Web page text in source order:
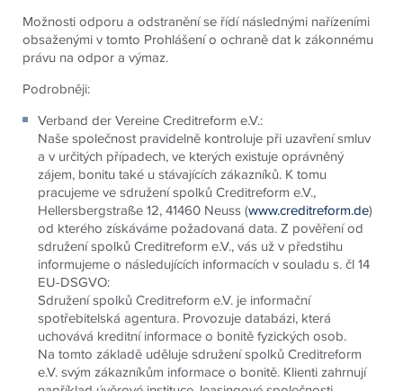
Možnosti odporu a odstranění se řídí následnými nařízeními
obsaženými v tomto Prohlášení o ochraně dat k zákonnému
právu na odpor a výmaz.
Podrobněji:
Verband der Vereine Creditreform e.V.:
Naše společnost pravidelně kontroluje při uzavření smluv
a v určitých případech, ve kterých existuje oprávněný
zájem, bonitu také u stávajících zákazníků. K tomu
pracujeme ve sdružení spolků Creditreform e.V.,
Hellersbergstraße 12, 41460 Neuss (www.creditreform.de)
od kterého získáváme požadovaná data. Z pověření od
sdružení spolků Creditreform e.V., vás už v předstihu
informujeme o následujících informacích v souladu s. čl 14
EU-DSGVO:
Sdružení spolků Creditreform e.V. je informační
spotřebitelská agentura. Provozuje databázi, která
uchovává kreditní informace o bonitě fyzických osob.
Na tomto základě uděluje sdružení spolků Creditreform
e.V. svým zákazníkům informace o bonitě. Klienti zahrnují